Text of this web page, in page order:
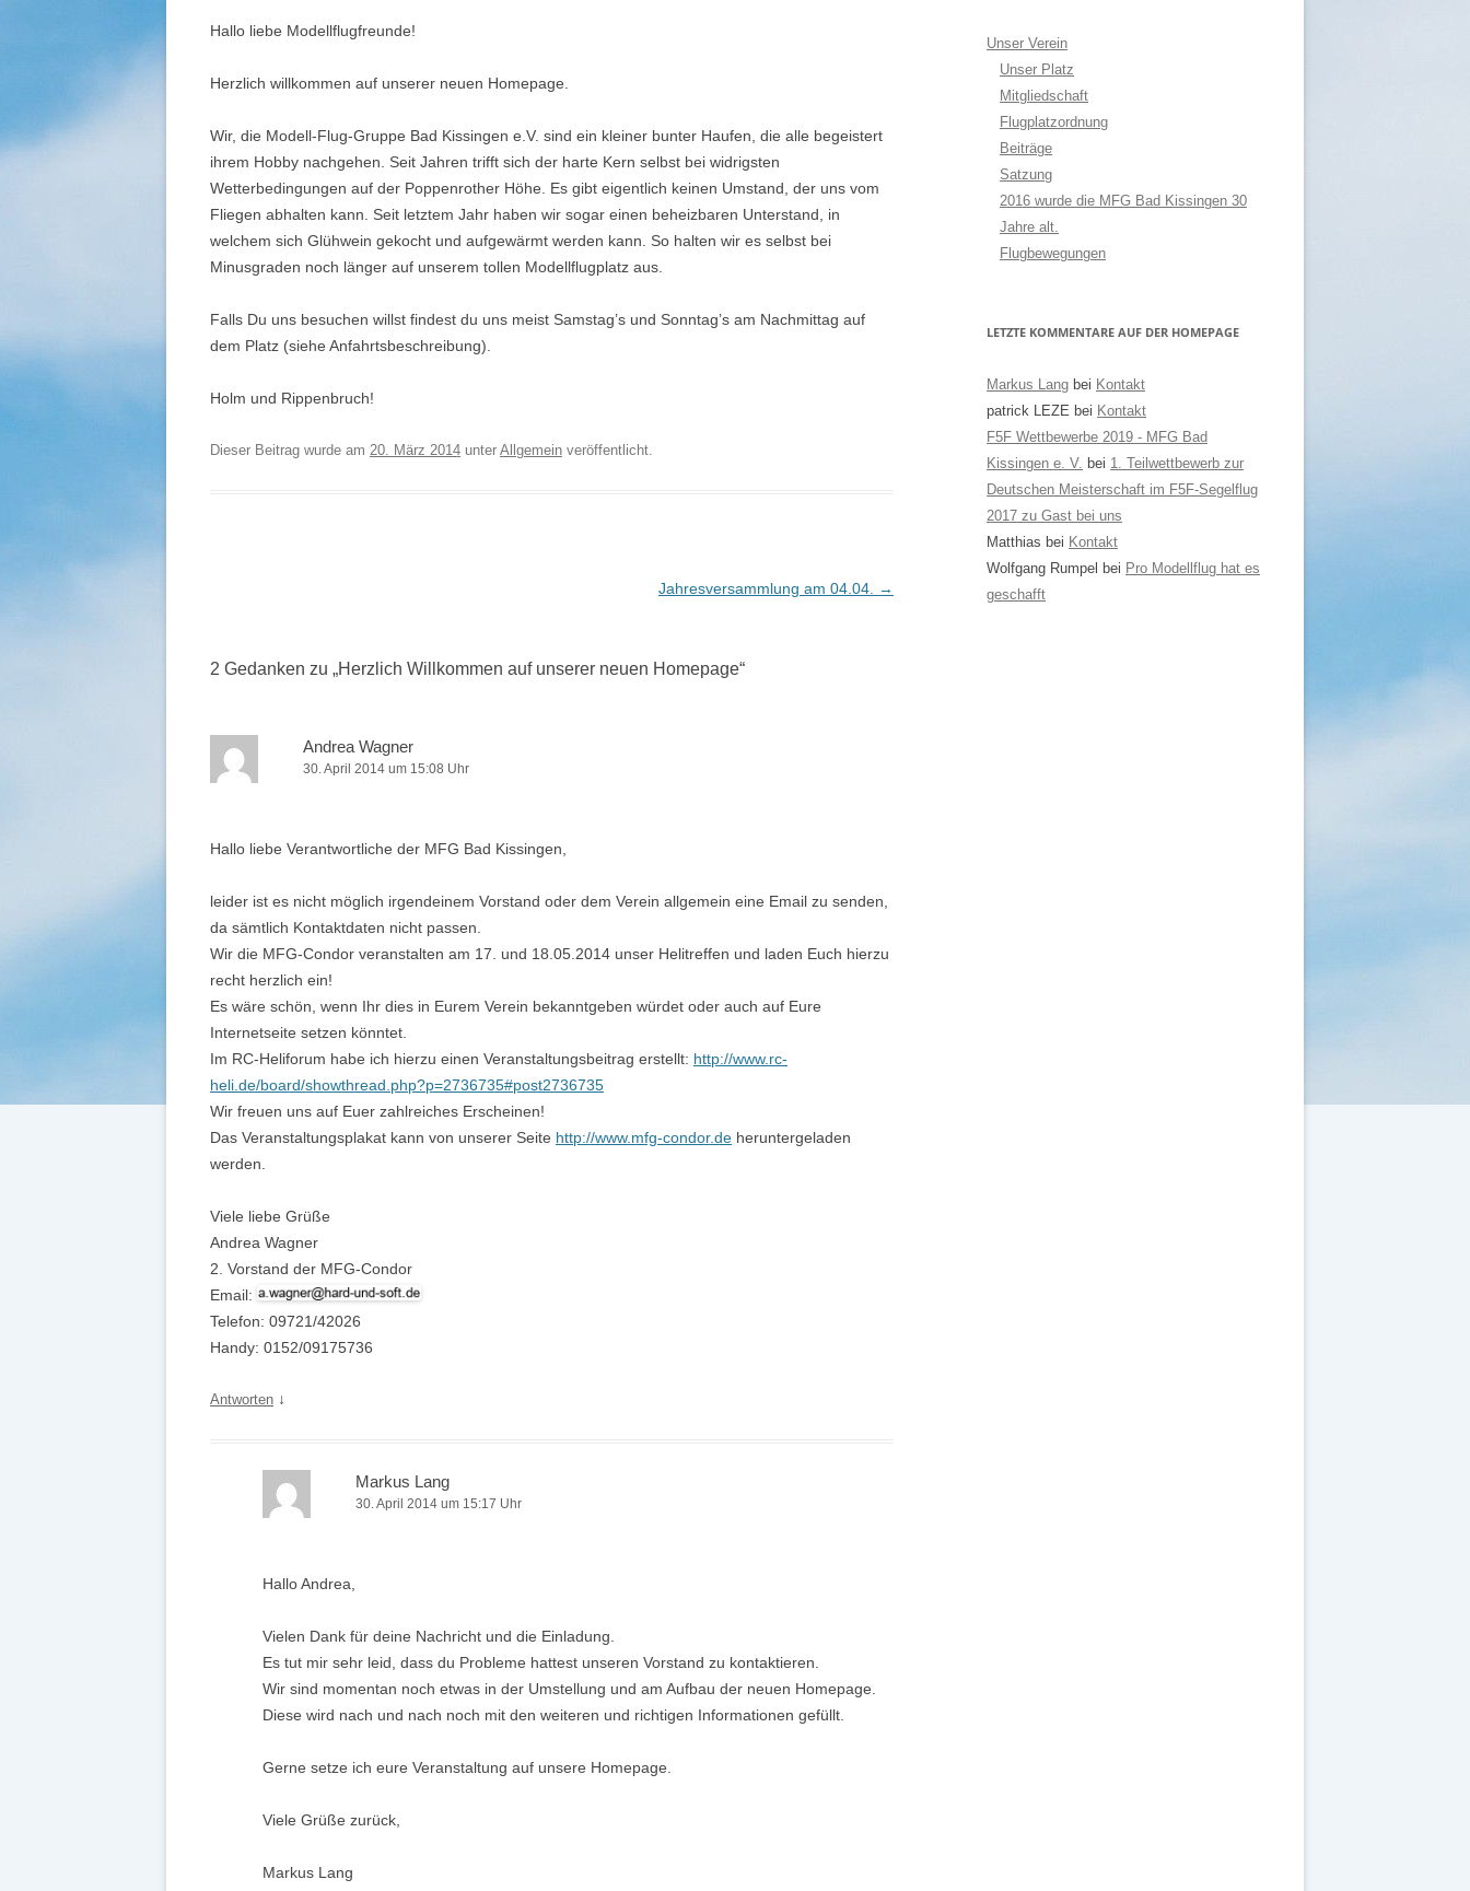
– 2005
UNSERE ANFÄNGE
Hallo liebe Modellflugfreunde!
Herzlich willkommen auf unserer neuen Homepage.
Wir, die Modell-Flug-Gruppe Bad Kissingen e.V. sind ein kleiner bunter Haufen, die alle begeistert
ihrem Hobby nachgehen. Seit Jahren trifft sich der harte Kern selbst bei widrigsten
Wetterbedingungen auf der Poppenrother Höhe. Es gibt eigentlich keinen Umstand, der uns vom
Fliegen abhalten kann. Seit letztem Jahr haben wir sogar einen beheizbaren Unterstand, in
welchem sich Glühwein gekocht und aufgewärmt werden kann. So halten wir es selbst bei
Minusgraden noch länger auf unserem tollen Modellflugplatz aus.
Falls Du uns besuchen willst findest du uns meist Samstag’s und Sonntag’s am Nachmittag auf
dem Platz (siehe Anfahrtsbeschreibung).
Holm und Rippenbruch!
Dieser Beitrag wurde am 20. März 2014 unter Allgemein veröffentlicht.
Jahresversammlung am 04.04. →
2 Gedanken zu „Herzlich Willkommen auf unserer neuen Homepage“
Andrea Wagner
30. April 2014 um 15:08 Uhr
Hallo liebe Verantwortliche der MFG Bad Kissingen,
leider ist es nicht möglich irgendeinem Vorstand oder dem Verein allgemein eine Email zu senden,
da sämtlich Kontaktdaten nicht passen.
Wir die MFG-Condor veranstalten am 17. und 18.05.2014 unser Helitreffen und laden Euch hierzu
recht herzlich ein!
Es wäre schön, wenn Ihr dies in Eurem Verein bekanntgeben würdet oder auch auf Eure
Internetseite setzen könntet.
Im RC-Heliforum habe ich hierzu einen Veranstaltungsbeitrag erstellt: http://www.rc-
heli.de/board/showthread.php?p=2736735#post2736735
Wir freuen uns auf Euer zahlreiches Erscheinen!
Das Veranstaltungsplakat kann von unserer Seite http://www.mfg-condor.de heruntergeladen
werden.
Viele liebe Grüße
Andrea Wagner
2. Vorstand der MFG-Condor
Email:
Telefon: 09721/42026
Handy: 0152/09175736
Antworten ↓
Markus Lang
30. April 2014 um 15:17 Uhr
Hallo Andrea,
Vielen Dank für deine Nachricht und die Einladung.
Es tut mir sehr leid, dass du Probleme hattest unseren Vorstand zu kontaktieren.
Wir sind momentan noch etwas in der Umstellung und am Aufbau der neuen Homepage.
Diese wird nach und nach noch mit den weiteren und richtigen Informationen gefüllt.
Gerne setze ich eure Veranstaltung auf unsere Homepage.
Viele Grüße zurück,
Markus Lang
Unser Verein
Unser Platz
Mitgliedschaft
Flugplatzordnung
Beiträge
Satzung
2016 wurde die MFG Bad Kissingen 30
Jahre alt.
Flugbewegungen
LETZTE KOMMENTARE AUF DER HOMEPAGE
Markus Lang bei Kontakt
patrick LEZE bei Kontakt
F5F Wettbewerbe 2019 - MFG Bad
Kissingen e. V. bei 1. Teilwettbewerb zur
Deutschen Meisterschaft im F5F-Segelflug
2017 zu Gast bei uns
Matthias bei Kontakt
Wolfgang Rumpel bei Pro Modellflug hat es
geschafft